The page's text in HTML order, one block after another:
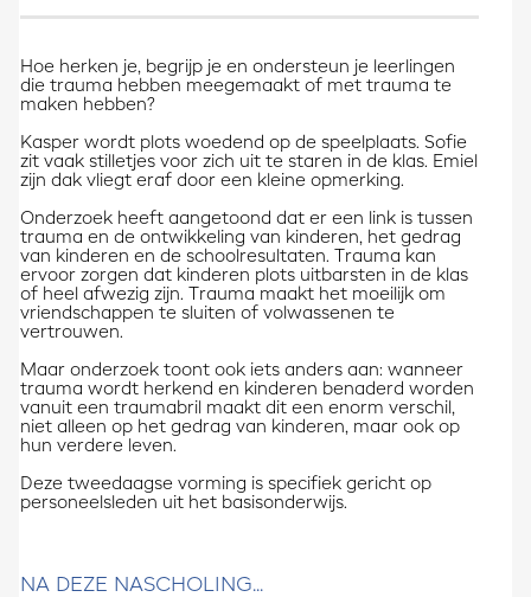
Hoe herken je, begrijp je en ondersteun je leerlingen
die trauma hebben meegemaakt of met trauma te
maken hebben?
Kasper wordt plots woedend op de speelplaats. Sofie
zit vaak stilletjes voor zich uit te staren in de klas. Emiel
zijn dak vliegt eraf door een kleine opmerking.
Onderzoek heeft aangetoond dat er een link is tussen
trauma en de ontwikkeling van kinderen, het gedrag
van kinderen en de schoolresultaten. Trauma kan
ervoor zorgen dat kinderen plots uitbarsten in de klas
of heel afwezig zijn. Trauma maakt het moeilijk om
vriendschappen te sluiten of volwassenen te
vertrouwen.
Maar onderzoek toont ook iets anders aan: wanneer
trauma wordt herkend en kinderen benaderd worden
vanuit een traumabril maakt dit een enorm verschil,
niet alleen op het gedrag van kinderen, maar ook op
hun verdere leven.
​Deze tweedaagse vorming is specifiek gericht op
personeelsleden uit het basisonderwijs.
NA DEZE NASCHOLING...